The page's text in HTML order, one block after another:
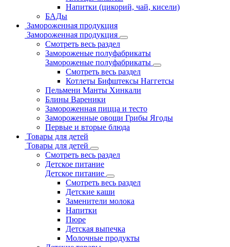
Напитки (цикорий, чай, кисели)
БАДы
Замороженная продукция
Замороженная продукция
Смотреть весь раздел
Замороженые полуфабрикаты
Замороженые полуфабрикаты
Смотреть весь раздел
Котлеты Бифштексы Наггетсы
Пельмени Манты Хинкали
Блины Вареники
Замороженная пицца и тесто
Замороженные овощи Грибы Ягоды
Первые и вторые блюда
Товары для детей
Товары для детей
Смотреть весь раздел
Детское питание
Детское питание
Смотреть весь раздел
Детские каши
Заменители молока
Напитки
Пюре
Детская выпечка
Молочные продукты